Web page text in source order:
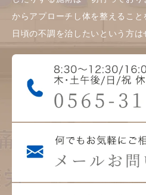
からアプローチし体を整えること
日頃の不調を治したいという方は